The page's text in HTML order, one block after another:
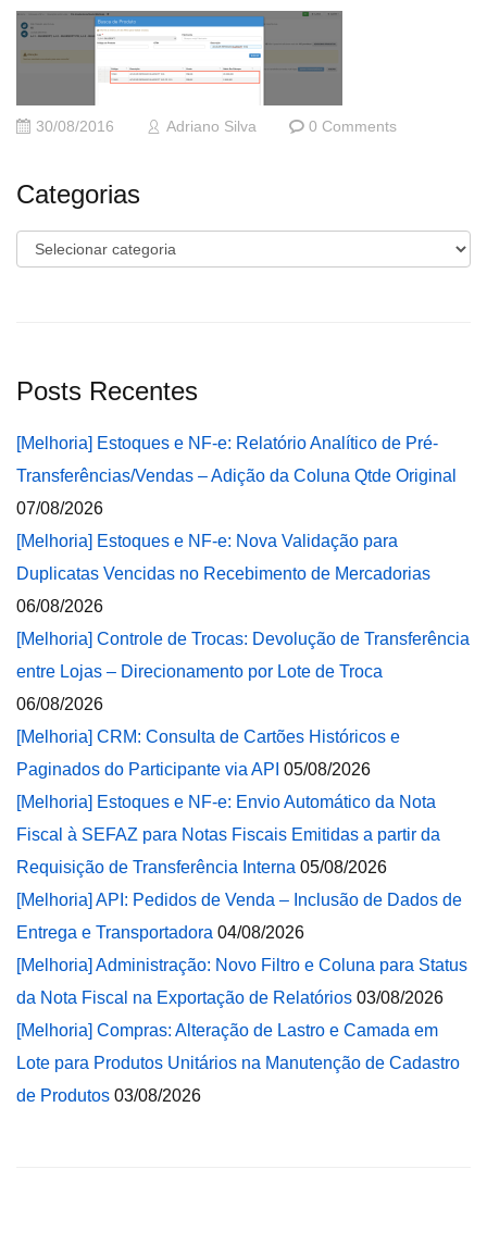
30/08/2016 Adriano Silva 0 Comments
Categorias
Categorias
Posts Recentes
[Melhoria] Estoques e NF-e: Relatório Analítico de Pré-
Transferências/Vendas – Adição da Coluna Qtde Original
07/08/2026
[Melhoria] Estoques e NF-e: Nova Validação para
Duplicatas Vencidas no Recebimento de Mercadorias
06/08/2026
[Melhoria] Controle de Trocas: Devolução de Transferência
entre Lojas – Direcionamento por Lote de Troca
06/08/2026
[Melhoria] CRM: Consulta de Cartões Históricos e
Paginados do Participante via API 05/08/2026
[Melhoria] Estoques e NF-e: Envio Automático da Nota
Fiscal à SEFAZ para Notas Fiscais Emitidas a partir da
Requisição de Transferência Interna 05/08/2026
[Melhoria] API: Pedidos de Venda – Inclusão de Dados de
Entrega e Transportadora 04/08/2026
[Melhoria] Administração: Novo Filtro e Coluna para Status
da Nota Fiscal na Exportação de Relatórios 03/08/2026
[Melhoria] Compras: Alteração de Lastro e Camada em
Lote para Produtos Unitários na Manutenção de Cadastro
de Produtos 03/08/2026